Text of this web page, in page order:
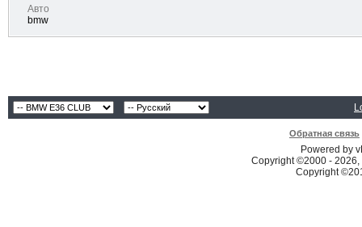
Авто
bmw
Обратная связь
Powered by
Copyright ©2000 -
Copyright